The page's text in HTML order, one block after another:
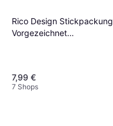
Rico Design Stickpackung
Vorgezeichnet
7,99 €
7 Shops